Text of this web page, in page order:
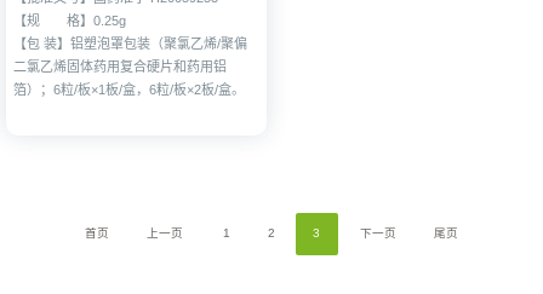
【规 格】 0.25g
【包 装】 铝塑泡罩包装（聚氯乙烯/聚偏
二氯乙烯固体药用复合硬片和药用铝
箔）；6粒/板×1板/盒，6粒/板×2板/盒。
首页 上一页 1 2 3 下一页 尾页